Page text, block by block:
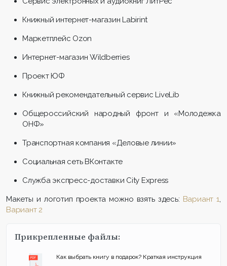
Книжный интернет-магазин Labirint
Маркетплейс Ozon
Интернет-магазин Wildberries
Проект ЮФ
Книжный рекомендательный сервис LiveLib
Общероссийский народный фронт и «Молодежка
ОНФ»
Транспортная компания «Деловые линии»
Социальная сеть ВКонтакте
Служба экспресс-доставки City Express
Макеты и логотип проекта можно взять здесь: Вариант 1,
Вариант 2
Прикрепленные файлы:
Как выбрать книгу в подарок? Краткая инструкция